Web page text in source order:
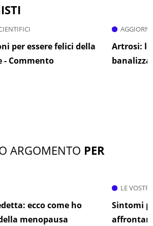
per essere felici della
Commento
Artrosi:
ARGOMENTO PER
ecco come ho
menopausa
LE
Sintomi